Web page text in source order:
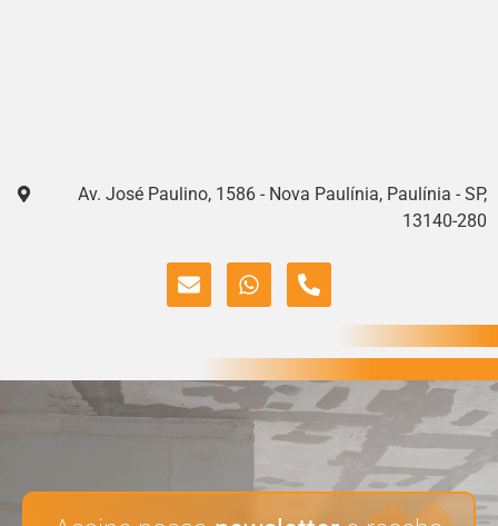
Av. José Paulino, 1586 - Nova Paulínia, Paulínia - SP,
13140-280